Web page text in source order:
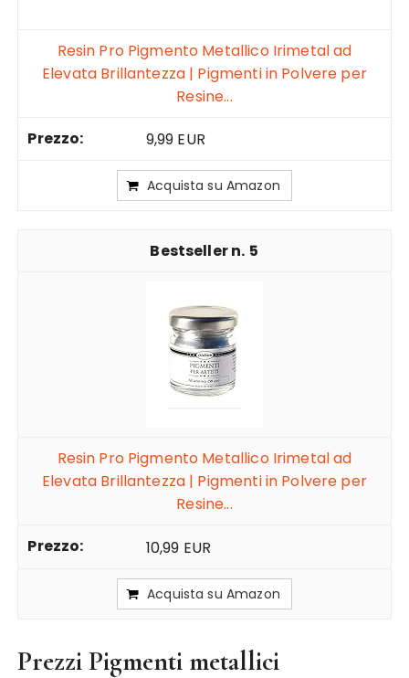
Resin Pro Pigmento Metallico Irimetal ad
Elevata Brillantezza | Pigmenti in Polvere per
Resine...
9,99 EUR
Acquista su Amazon
5
Resin Pro Pigmento Metallico Irimetal ad
Elevata Brillantezza | Pigmenti in Polvere per
Resine...
10,99 EUR
Acquista su Amazon
Prezzi Pigmenti metallici